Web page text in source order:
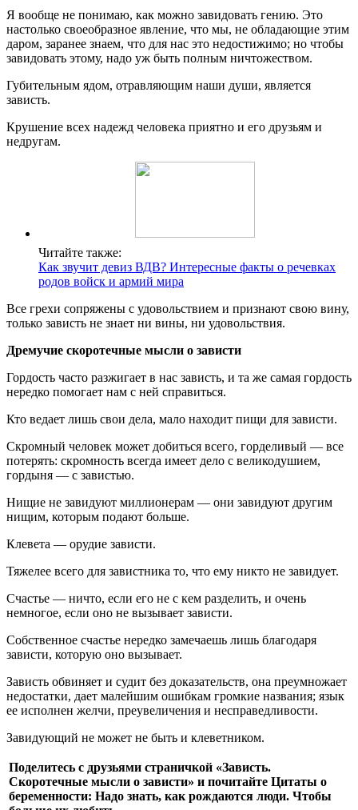
Я вообще не понимаю, как можно завидовать гению. Это
настолько своеобразное явление, что мы, не обладающие этим
даром, заранее знаем, что для нас это недостижимо; но чтобы
завидовать этому, надо уж быть полным ничтожеством.
Губительным ядом, отравляющим наши души, является
зависть.
Крушение всех надежд человека приятно и его друзьям и
недругам.
Читайте также:
Как звучит девиз ВДВ? Интересные факты о речевках
родов войск и армий мира
Все грехи сопряжены с удовольствием и признают свою вину,
только зависть не знает ни вины, ни удовольствия.
Дремучие скоротечные мысли о зависти
Гордость часто разжигает в нас зависть, и та же самая гордость
нередко помогает нам с ней справиться.
Кто ведает лишь свои дела, мало находит пищи для зависти.
Скромный человек может добиться всего, горделивый — все
потерять: скромность всегда имеет дело с великодушием,
гордыня — с завистью.
Нищие не завидуют миллионерам — они завидуют другим
нищим, которым подают больше.
Клевета — орудие зависти.
Тяжелее всего для завистника то, что ему никто не завидует.
Счастье — ничто, если его не с кем разделить, и очень
немногое, если оно не вызывает зависти.
Собственное счастье нередко замечаешь лишь благодаря
зависти, которую оно вызывает.
Зависть обвиняет и судит без доказательств, она преумножает
недостатки, дает малейшим ошибкам громкие названия; язык
ее исполнен желчи, преувеличения и несправедливости.
Завидующий не может не быть и клеветником.
Поделитесь с друзьями страничкой «Зависть.
Скоротечные мысли о зависти» и почитайте Цитаты о
беременности: Надо знать, как рождаются люди. Чтобы